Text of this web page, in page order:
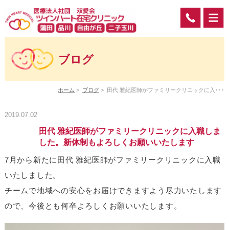
ブログ
ホーム > ブログ > 田代 雅紀医師がファミリークリニックに入･･･
2019.07.02
田代 雅紀医師がファミリークリニックに入職しま
した。新体制もよろしくお願いいたします
7月から新たに田代 雅紀医師がファミリークリニックに入職
いたしました。
チームで地域への安心をお届けできますよう尽力いたします
ので、今後とも何卒よろしくお願いいたします。